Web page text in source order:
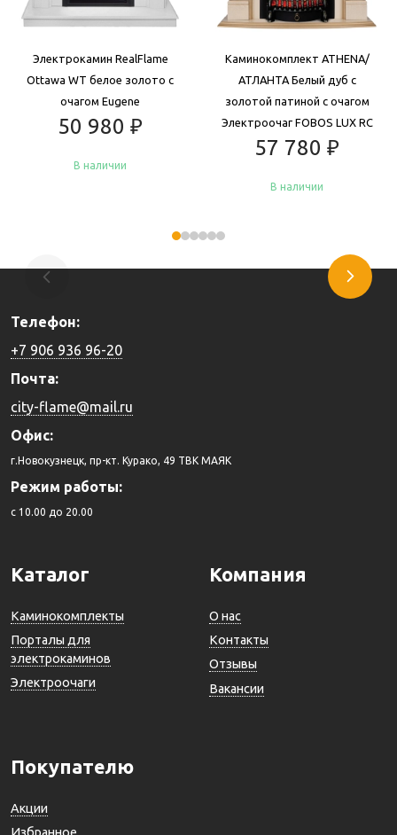
Электрокамин RealFlame
Ottawa WT белое золото с
очагом Eugene
50 980 ₽
В наличии
Каминокомплект ATHENA/
АТЛАНТА Белый дуб с
золотой патиной с очагом
Электроочаг FOBOS LUX RC
57 780 ₽
В наличии
Телефон:
+7 906 936 96-20
Почта:
city-flame@mail.ru
Офис:
г.Новокузнецк, пр-кт. Курако, 49 ТВК МАЯК
Режим работы:
c 10.00 до 20.00
Каталог
Каминокомплекты
Порталы для
электрокаминов
Электроочаги
Компания
О нас
Контакты
Отзывы
Вакансии
Покупателю
Акции